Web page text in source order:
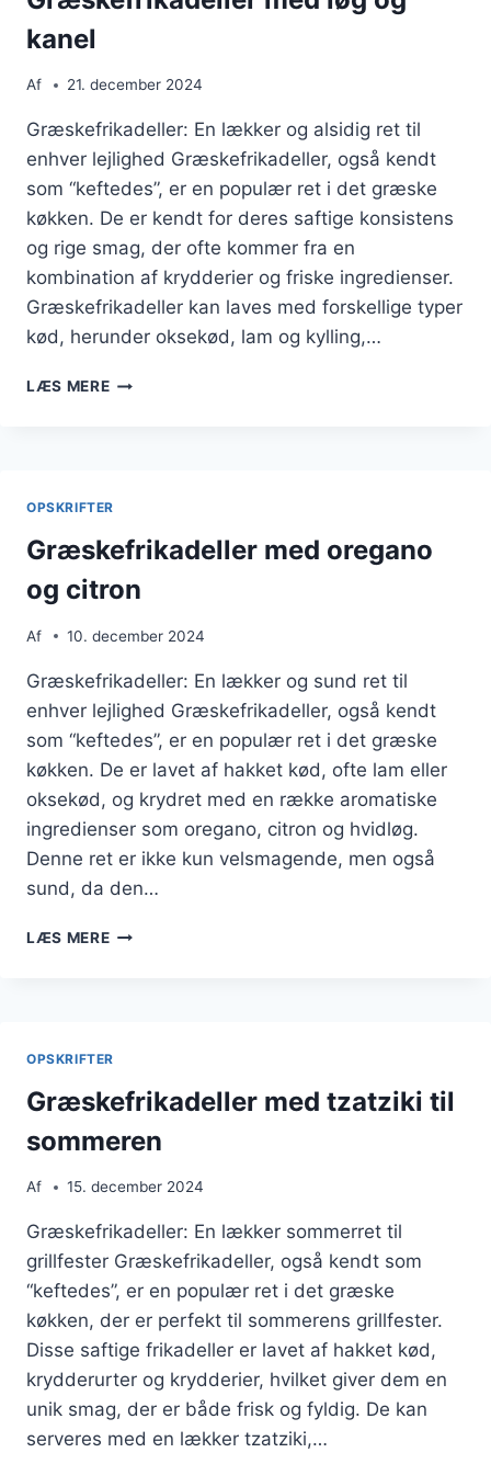
kanel
Af 21. december 2024
Græskefrikadeller: En lækker og alsidig ret til
enhver lejlighed Græskefrikadeller, også kendt
som “keftedes”, er en populær ret i det græske
køkken. De er kendt for deres saftige konsistens
og rige smag, der ofte kommer fra en
kombination af krydderier og friske ingredienser.
Græskefrikadeller kan laves med forskellige typer
kød, herunder oksekød, lam og kylling,…
LÆS MEREGRÆSKEFRIKADELLER
OPSKRIFTER
Græskefrikadeller med oregano
og citron
Af 10. december 2024
Græskefrikadeller: En lækker og sund ret til
enhver lejlighed Græskefrikadeller, også kendt
som “keftedes”, er en populær ret i det græske
køkken. De er lavet af hakket kød, ofte lam eller
oksekød, og krydret med en række aromatiske
ingredienser som oregano, citron og hvidløg.
Denne ret er ikke kun velsmagende, men også
sund, da den…
LÆS MEREGRÆSKEFRIKADELLER
OPSKRIFTER
Græskefrikadeller med tzatziki til
sommeren
Af 15. december 2024
Græskefrikadeller: En lækker sommerret til
grillfester Græskefrikadeller, også kendt som
“keftedes”, er en populær ret i det græske
køkken, der er perfekt til sommerens grillfester.
Disse saftige frikadeller er lavet af hakket kød,
krydderurter og krydderier, hvilket giver dem en
unik smag, der er både frisk og fyldig. De kan
serveres med en lækker tzatziki,…